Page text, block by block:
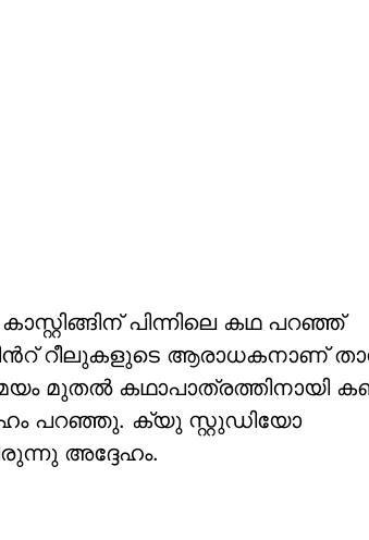
പിന്നിലെ കഥ പറഞ്ഞ്
റീലുകളുടെ ആരാധകനാണ്
മുതൽ കഥാപാത്രത്തിനായി
പറഞ്ഞു. ക്യു സ്റ്റുഡിയോ
അദ്ദേഹം.